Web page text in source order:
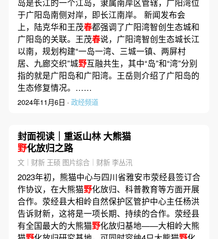
岛是长江的一个江岛，隶属南岸区管辖，广阳湾位
于广阳岛南侧对岸，即长江南岸。 新闻发布会
上，陆克华和王茂春都强调了广阳湾智创生态城和
广阳岛的关联。王茂春说，广阳湾智创生态城长江
以南，规划构建“一岛一湾、三城一镇、两屏村
居、九廊交织”城野互融共生，其中“岛”和“湾”分别
指的就是广阳岛和广阳湾。王岳则介绍了广阳岛的
生态修复情况。……
2024年11月6日 · 政经频道
封面视读｜重返山林 大熊猫
野化放归之路
文｜财新 王硕 图片综合｜财新 李丛汛
2023年初，熊猫中心与四川省雅安市荥经县签订合
作协议，在大熊猫野化放归、科普教育等方面开展
合作。荥经县大相岭自然保护区管护中心主任杨洪
告诉财新，这将是一项长期、持续的合作。荥经县
有全国最大的大熊猫野化放归基地——大相岭大熊